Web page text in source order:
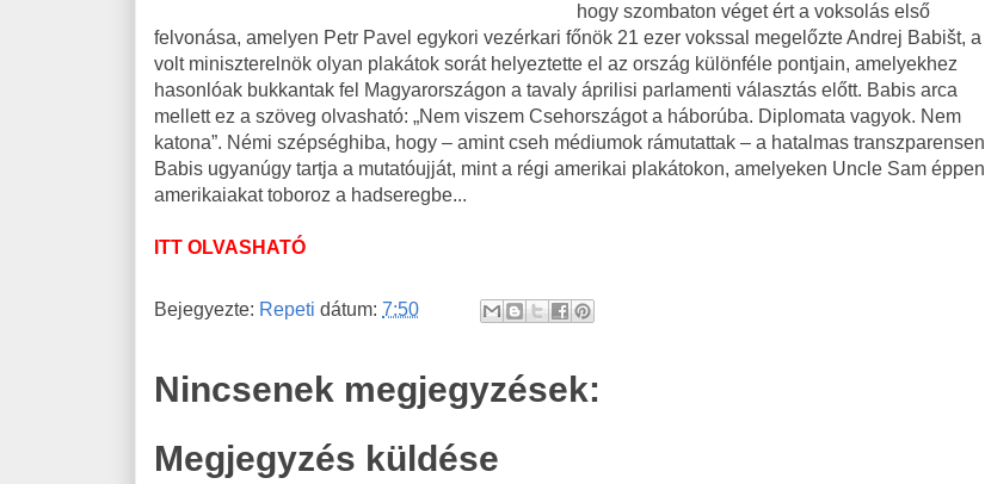
hogy szombaton véget ért a voksolás első
felvonása, amelyen Petr Pavel egykori vezérkari főnök 21 ezer vokssal megelőzte Andrej Babišt, a
volt miniszterelnök olyan plakátok sorát helyeztette el az ország különféle pontjain, amelyekhez
hasonlóak bukkantak fel Magyarországon a tavaly áprilisi parlamenti választás előtt. Babis arca
mellett ez a szöveg olvasható: „Nem viszem Csehországot a háborúba. Diplomata vagyok. Nem
katona”. Némi szépséghiba, hogy – amint cseh médiumok rámutattak – a hatalmas transzparensen
Babis ugyanúgy tartja a mutatóujját, mint a régi amerikai plakátokon, amelyeken Uncle Sam éppen
amerikaiakat toboroz a hadseregbe...
ITT OLVASHATÓ
Bejegyezte: Repeti dátum: 7:50
Nincsenek megjegyzések:
Megjegyzés küldése